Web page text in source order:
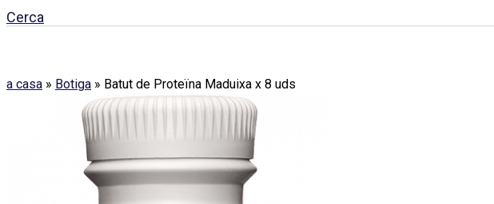
Cerca
a casa » Botiga » Batut de Proteïna Maduixa x 8 uds